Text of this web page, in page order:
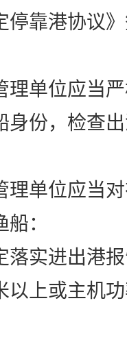
停靠港协议
单位应当严
身份，检查
单位应当对
：
落实进出港
以上或主机